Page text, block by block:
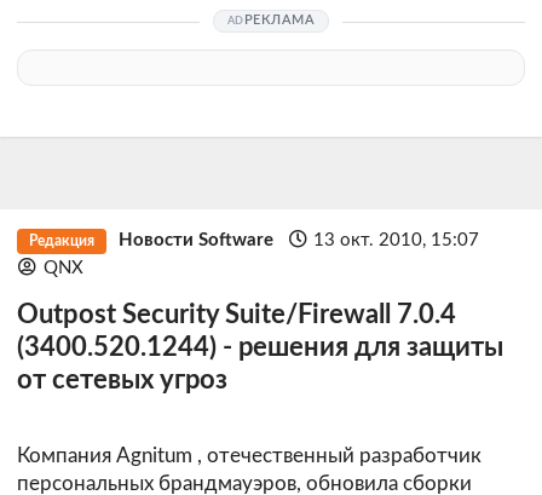
РЕКЛАМА
Редакция Новости Software
13 окт. 2010, 15:07
QNX
Outpost Security Suite/Firewall 7.0.4
(3400.520.1244) - решения для защиты
от сетевых угроз
Компания Agnitum , отечественный разработчик
персональных брандмауэров, обновила сборки